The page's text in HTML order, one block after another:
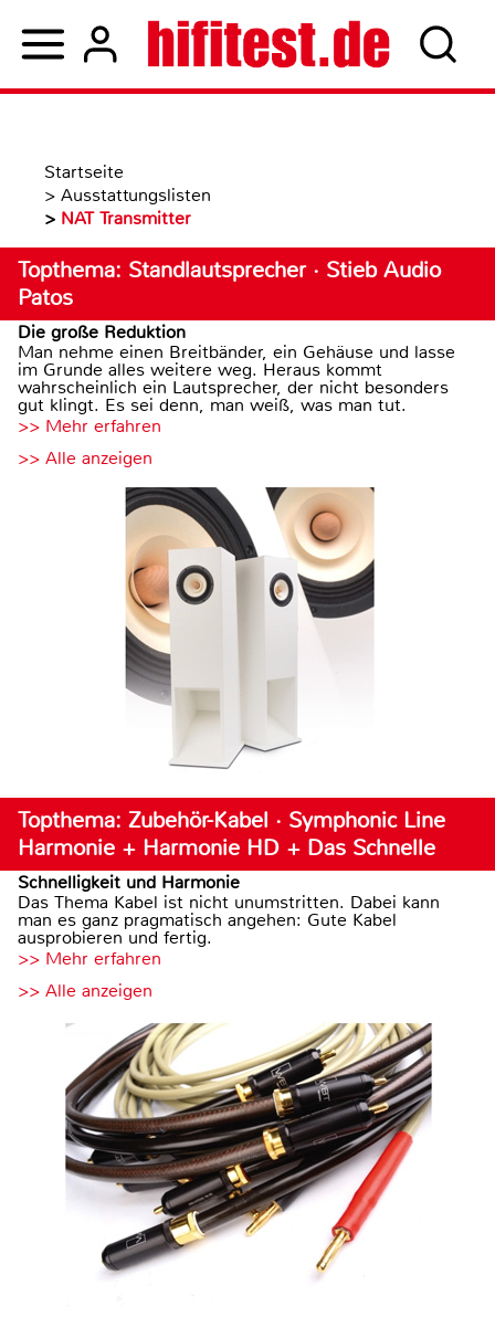
Startseite
> Ausstattungslisten
> NAT Transmitter
Topthema: Standlautsprecher · Stieb Audio
Patos
Die große Reduktion
Man nehme einen Breitbänder, ein Gehäuse und lasse
im Grunde alles weitere weg. Heraus kommt
wahrscheinlich ein Lautsprecher, der nicht besonders
gut klingt. Es sei denn, man weiß, was man tut.
>> Mehr erfahren
>> Alle anzeigen
Topthema: Zubehör-Kabel · Symphonic Line
Harmonie + Harmonie HD + Das Schnelle
Schnelligkeit und Harmonie
Das Thema Kabel ist nicht unumstritten. Dabei kann
man es ganz pragmatisch angehen: Gute Kabel
ausprobieren und fertig.
>> Mehr erfahren
>> Alle anzeigen